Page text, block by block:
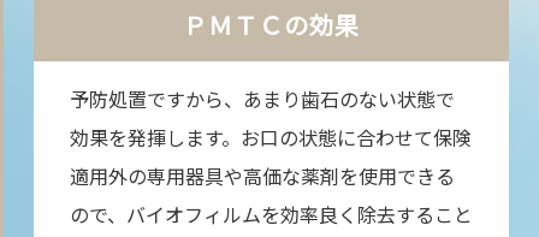
ＰＭＴＣの効果
予防処置ですから、あまり歯石のない状態で
効果を発揮します。お口の状態に合わせて保険
適用外の専用器具や高価な薬剤を使用できる
ので、バイオフィルムを効率良く除去すること